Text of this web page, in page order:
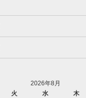
2026年8月
火 水 木